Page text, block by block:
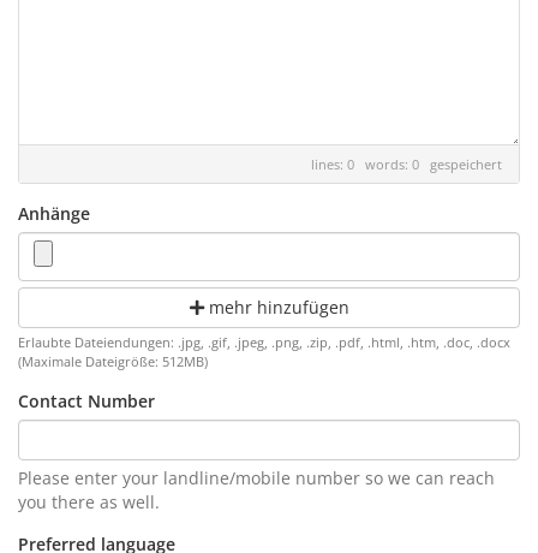
lines: 0 words: 0 gespeichert
Anhänge
mehr hinzufügen
Erlaubte Dateiendungen: .jpg, .gif, .jpeg, .png, .zip, .pdf, .html, .htm, .doc, .docx
(Maximale Dateigröße: 512MB)
Contact Number
Please enter your landline/mobile number so we can reach
you there as well.
Preferred language